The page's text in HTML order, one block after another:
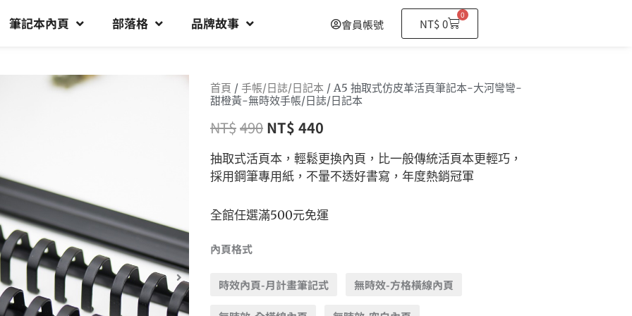
筆記本內頁 部落格 品牌故事 會員帳號 NT$0
0
購
物
首頁 / 手帳/日誌/日記本 / A5 抽取式仿皮革活頁筆記本-大河彎彎-
甜橙黃-無時效手帳/日誌/日記本
NT$490 NT$ 440
抽取式活頁本，輕鬆更換內頁，比一般傳統活頁本更輕巧，
採用鋼筆專用紙，不暈不透好書寫，年度熱銷冠軍
全館任選滿500元免運
內頁格式
時效內頁-月計畫筆記式 無時效-方格橫線內頁